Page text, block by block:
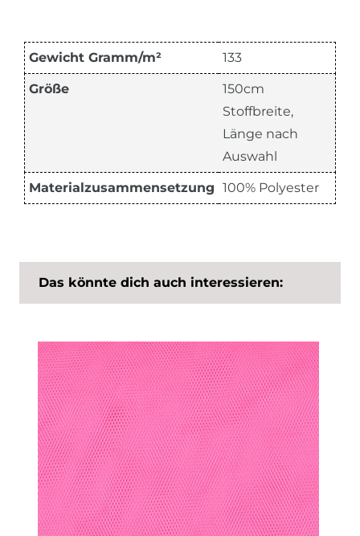
Gewicht Gramm/m² 133
Größe
150cm
Stoffbreite,
Länge nach
Auswahl
Materialzusammensetzung 100% Polyester
Das könnte dich auch interessieren: